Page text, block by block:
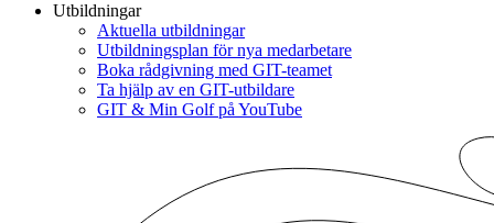
Utbildningar
Aktuella utbildningar
Utbildningsplan för nya medarbetare
Boka rådgivning med GIT-teamet
Ta hjälp av en GIT-utbildare
GIT & Min Golf på YouTube